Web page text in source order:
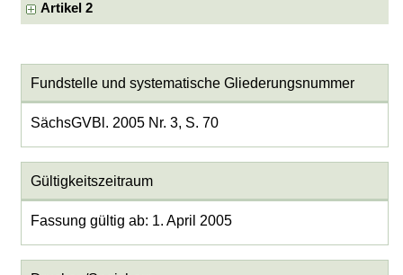
Artikel 2
Fundstelle und systematische Gliederungsnummer
SächsGVBl. 2005 Nr. 3, S. 70
Gültigkeitszeitraum
Fassung gültig ab: 1. April 2005